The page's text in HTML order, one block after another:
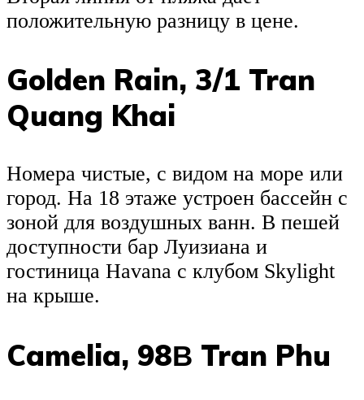
положительную разницу в цене.
Golden Rain, 3/1 Tran
Quang Khai
Номера чистые, с видом на море или
город. На 18 этаже устроен бассейн с
зоной для воздушных ванн. В пешей
доступности бар Луизиана и
гостиница Havana с клубом Skylight
на крыше.
Camelia, 98В Tran Phu